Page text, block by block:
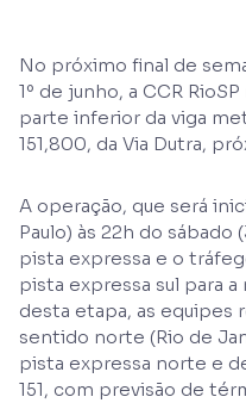
No próximo final de
1º de junho, a CCR
parte inferior da viga
151,800, da Via Dutra,
A operação, que será
Paulo) às 22h do sábado
pista expressa e o
pista expressa sul para a
desta etapa, as equipes
sentido norte (Rio de
pista expressa norte e
151, com previsão de